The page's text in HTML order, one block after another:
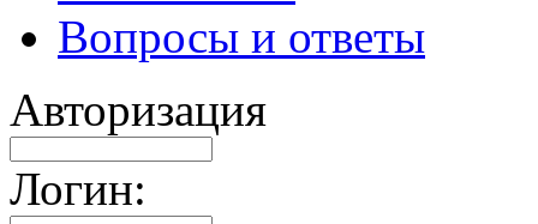
Вопросы и ответы
Авторизация
Логин: